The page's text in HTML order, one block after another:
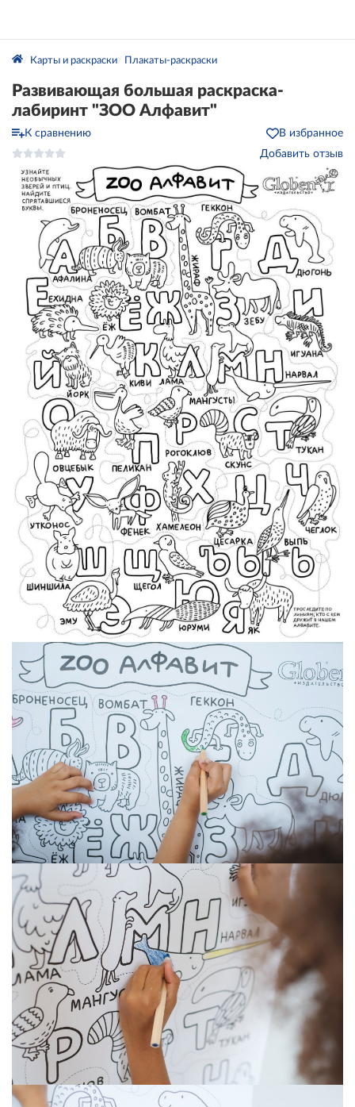
Карты и раскраски Плакаты-раскраски
Развивающая большая раскраска-
лабиринт "ЗОО Алфавит"
К сравнению
В избранное
Добавить отзыв